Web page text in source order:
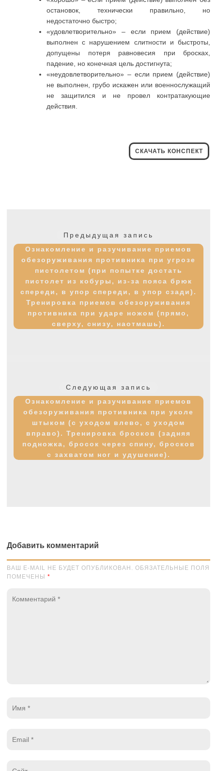
остановок, технически правильно, но
недостаточно быстро;
«удовлетворительно» – если прием (действие)
выполнен с нарушением слитности и быстроты,
допущены потеря равновесия при бросках,
падение, но конечная цель достигнута;
«неудовлетворительно» – если прием (действие)
не выполнен, грубо искажен или военнослужащий
не защитился и не провел контратакующие
действия.
СКАЧАТЬ КОНСПЕКТ
Предыдущая запись
запись:
Ознакомление и разучивание приемов
обезоруживания противника при угрозе
пистолетом (при попытке достать
пистолет из кобуры, из-за пояса брюк
спереди, в упор спереди, в упор сзади).
Тренировка приемов обезоруживания
противника при ударе ножом (прямо,
сверху, снизу, наотмашь).
Следующая запись
запись:
Ознакомление и разучивание приемов
обезоруживания противника при уколе
штыком (с уходом влево, с уходом
вправо). Тренировка бросков (задняя
подножка, бросок через спину, бросков
с захватом ног и удушение).
Добавить комментарий
ВАШ E-MAIL НЕ БУДЕТ ОПУБЛИКОВАН. ОБЯЗАТЕЛЬНЫЕ ПОЛЯ
ПОМЕЧЕНЫ *